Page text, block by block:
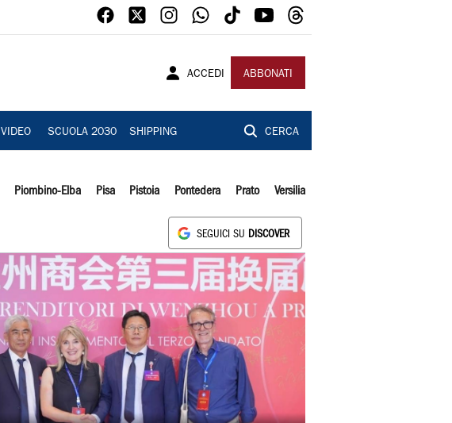
ACCEDI ABBONATI
VIDEO SCUOLA 2030 SHIPPING CERCA
Piombino-Elba Pisa Pistoia Pontedera Prato Versilia
SEGUICI SU DISCOVER